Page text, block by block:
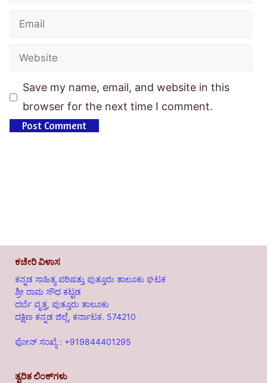
Save my name, email, and website in this
browser for the next time I comment.
ಕಚೇರಿ ವಿಳಾಸ
ಕನ್ನಡ ಸಾಹಿತ್ಯ ಪರಿಷತ್ತು ಪುತ್ತೂರು ತಾಲೂಕು ಘಟಕ
ಶ್ರೀ ರಾಮ ಸೌಧ ಕಟ್ಟಡ
ದರ್ಬೆ ವೃತ್ತ, ಪುತ್ತೂರು ತಾಲೂಕು
ದಕ್ಷಿಣ ಕನ್ನಡ ಜಿಲ್ಲೆ, ಕರ್ನಾಟಕ. 574210
ಫೋನ್ ಸಂಖ್ಯೆ : +919844401295
ತ್ವರಿತ ಲಿಂಕ್‌ಗಳು